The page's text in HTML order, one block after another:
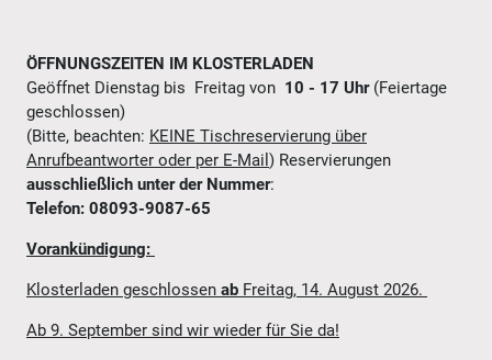
ÖFFNUNGSZEITEN IM KLOSTERLADEN
Geöffnet Dienstag bis Freitag von 10 - 17 Uhr (Feiertage
geschlossen)
(Bitte, beachten: KEINE Tischreservierung über
Anrufbeantworter oder per E-Mail ) Reservierungen
ausschließlich unter der Nummer:
Telefon: 08093-9087-65
Vorankündigung:
Klosterladen geschlossen ab Freitag, 14. August 2026.
Ab 9. September sind wir wieder für Sie da!